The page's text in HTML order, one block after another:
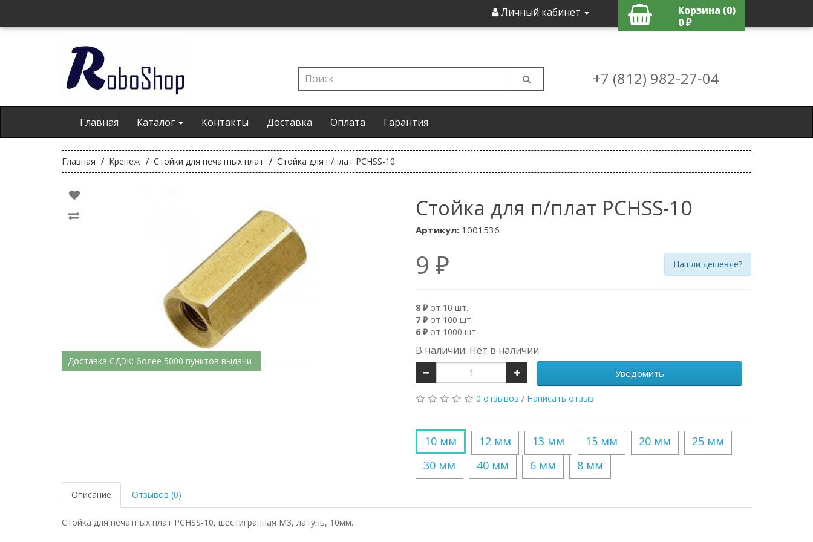
Личный кабинет
Корзина (0)
0 ₽
+7 (812) 982-27-04
Главная Каталог Контакты Доставка Оплата Гарантия
Главная Крепеж Стойки для печатных плат Стойка для п/плат PCHSS-10
Доставка СДЭК: более 5000 пунктов выдачи
Стойка для п/плат PCHSS-10
Артикул: 1001536
9 ₽ Нашли дешевле?
8 ₽ от 10 шт.
7 ₽ от 100 шт.
6 ₽ от 1000 шт.
В наличии: Нет в наличии
Уведомить
0 отзывов / Написать отзыв
10 мм 12 мм 13 мм 15 мм 20 мм
25 мм
30 мм
40 мм 6 мм 8 мм
Описание Отзывов (0)
Стойка для печатных плат PCHSS-10, шестигранная M3, латунь, 10мм.